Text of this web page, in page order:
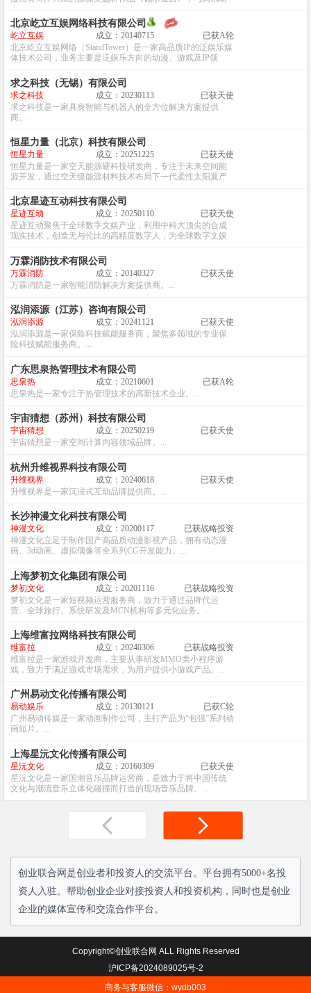
北京屹立互娱网络科技有限公司
屹立互娱 成立：20140715
已获A轮
北京屹立互娱网络（StandTower）是一家高品质IP的泛娱乐媒
体技术公司，业务主要是泛娱乐方向的动漫、游戏及IP领
求之科技（无锡）有限公司
求之科技 成立：20230113
已获天使
求之科技是一家具身智能与机器人的全方位解决方案提供
商。...
恒星力量（北京）科技有限公司
恒星力量 成立：20251225
已获天使
恒星力量是一家空天能源硬科技研发商，专注于未来空间能
源开发，通过空天级能源材料技术布局下一代柔性太阳翼产
北京星迹互动科技有限公司
星迹互动 成立：20250110
已获天使
星迹互动聚焦于全球数字文娱产业，利用中科大顶尖的合成
现实技术，创造无与伦比的高精度数字人，为全球数字文娱
万霖消防技术有限公司
万霖消防 成立：20140327
已获天使
万霖消防是一家智能消防解决方案提供商。...
泓润添源（江苏）咨询有限公司
泓润添源 成立：20241121
已获天使
泓润添源是一家保险科技赋能服务商，聚焦多领域的专业保
险科技赋能服务商。...
广东思泉热管理技术有限公司
思泉热 成立：20210601
已获A轮
思泉热是一家专注于热管理技术的高新技术企业。...
宇宙猜想（苏州）科技有限公司
宇宙猜想 成立：20250219
已获天使
宇宙猜想是一家空间计算内容领域品牌。...
杭州升维视界科技有限公司
升维视界 成立：20240618
已获天使
升维视界是一家沉浸式互动品牌提供商。...
长沙神漫文化科技有限公司
神漫文化 成立：20200117
已获战略投资
神漫文化立足于制作国产高品质动漫影视产品，拥有动态漫
画、3d动画、虚拟偶像等全系列CG开发能力。...
上海梦初文化集团有限公司
梦初文化 成立：20201116
已获战略投资
梦初文化是一家短视频运营服务商，致力于通过品牌代运
营、全球旅行、系统研发及MCN机构等多元化业务。...
上海维富拉网络科技有限公司
维富拉 成立：20240306
已获战略投资
维富拉是一家游戏开发商，主要从事研发MMO类小程序游
戏，致力于满足游戏市场需求，为用户提供小游戏产品。...
广州易动文化传播有限公司
易动娱乐 成立：20130121
已获C轮
广州易动传媒是一家动画制作公司，主打产品为“包强”系列动
画短片。...
上海星沅文化传播有限公司
星沅文化 成立：20160309
已获天使
星沅文化是一家国潮音乐品牌运营商，是致力于将中国传统
文化与潮流音乐立体化碰撞而打造的现场音乐品牌。...
创业联合网是创业者和投资人的交流平台。平台拥有5000+名投
资人入驻。帮助创业企业对接投资人和投资机构，同时也是创业
企业的媒体宣传和交流合作平台。
Copyright©创业联合网 ALL Rights Reserved
沪ICP备2024089025号-2
商务与客服微信：wydb003